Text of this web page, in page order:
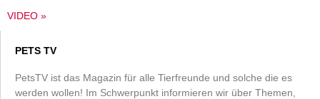
VIDEO »
PETS TV
PetsTV ist das Magazin für alle Tierfreunde und solche die es
werden wollen! Im Schwerpunkt informieren wir über Themen,